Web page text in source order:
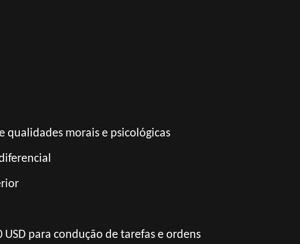
qualidades morais e psicológicas
para condução de tarefas e ordens